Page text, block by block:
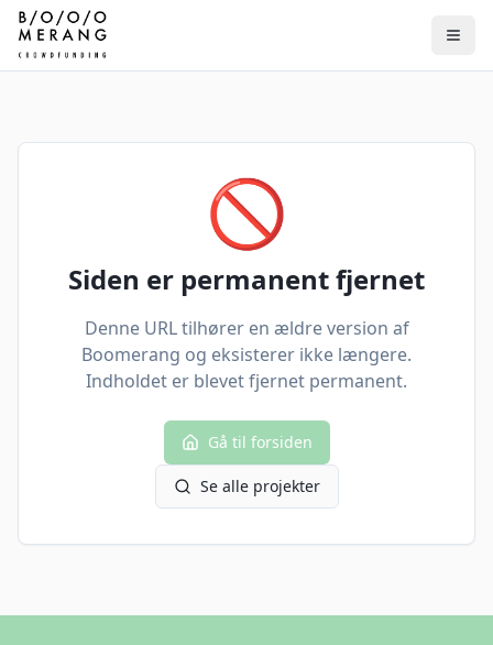
🚫
Siden er permanent fjernet
Denne URL tilhører en ældre version af
Boomerang og eksisterer ikke længere.
Indholdet er blevet fjernet permanent.
Gå til forsiden
Se alle projekter